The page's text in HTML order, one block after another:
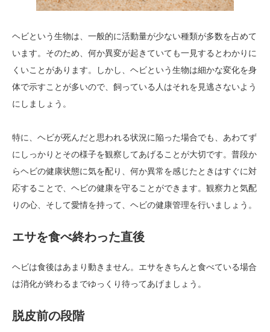
ヘビという生物は、一般的に活動量が少ない種類が多数を占めて
います。そのため、何か異変が起きていても一見するとわかりに
くいことがあります。しかし、ヘビという生物は細かな変化を身
体で示すことが多いので、飼っている人はそれを見逃さないよう
にしましょう。
特に、ヘビが死んだと思われる状況に陥った場合でも、あわてず
にしっかりとその様子を観察してあげることが大切です。普段か
らヘビの健康状態に気を配り、何か異常を感じたときはすぐに対
応することで、ヘビの健康を守ることができます。観察力と気配
りの心、そして愛情を持って、ヘビの健康管理を行いましょう。
エサを食べ終わった直後
ヘビは食後はあまり動きません。エサをきちんと食べている場合
は消化が終わるまでゆっくり待ってあげましょう。
脱皮前の段階